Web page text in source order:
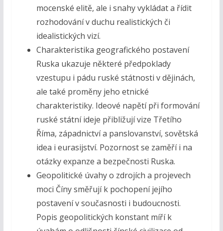
mocenské elitě, ale i snahy vykládat a řídit
rozhodování v duchu realistických či
idealistických vizí.
Charakteristika geografického postavení
Ruska ukazuje některé předpoklady
vzestupu i pádu ruské státnosti v dějinách,
ale také proměny jeho etnické
charakteristiky. Ideové napětí při formování
ruské státní ideje přibližují vize Třetího
Říma, západnictví a panslovanství, sovětská
idea i eurasijství. Pozornost se zaměří i na
otázky expanze a bezpečnosti Ruska.
Geopolitické úvahy o zdrojích a projevech
moci Číny směřují k pochopení jejího
postavení v současnosti i budoucnosti.
Popis geopolitických konstant míří k